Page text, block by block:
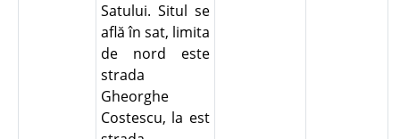
Satului. Situl se
află în sat, limita
de nord este
strada
Gheorghe
Costescu, la est